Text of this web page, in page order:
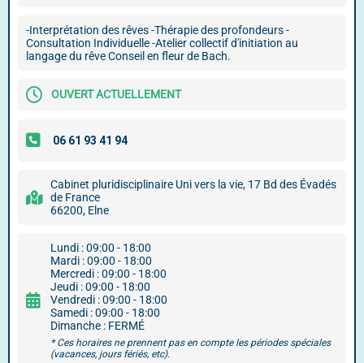
-Interprétation des rêves -Thérapie des profondeurs -
Consultation Individuelle -Atelier collectif d'initiation au
langage du rêve Conseil en fleur de Bach.
OUVERT ACTUELLEMENT
Cabinet pluridisciplinaire Uni vers la vie, 17 Bd des Évadés
de France
66200, Elne
Lundi : 09:00 - 18:00
Mardi : 09:00 - 18:00
Mercredi : 09:00 - 18:00
Jeudi : 09:00 - 18:00
Vendredi : 09:00 - 18:00
Samedi : 09:00 - 18:00
Dimanche : FERMÉ
* Ces horaires ne prennent pas en compte les périodes spéciales
(vacances, jours fériés, etc).